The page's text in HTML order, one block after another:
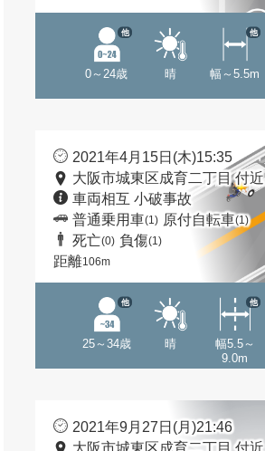
0～24歳
他
晴 幅～5.5m
他
2021年4月15日(木)15:35
大阪市城東区成育二丁目 付近
車両相互 小破事故
普通乗用車(1) 原付自転車(1)
死亡(0) 負傷(1)
距離106m
25～34歳
他
晴
幅5.5～
9.0m
他
2021年9月27日(月)21:46
大阪市城東区成育二丁目 付近